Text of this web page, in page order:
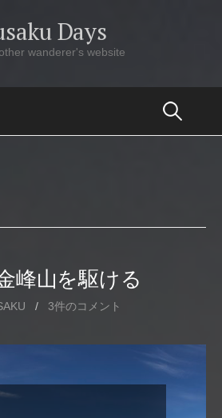
Days
wanderer's website
峰山を駆ける
/ 3件のコメント